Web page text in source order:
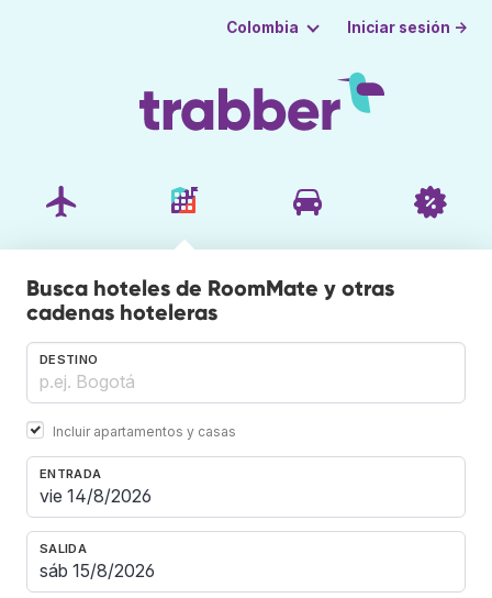
Colombia Iniciar sesión →
Busca hoteles de RoomMate y otras
cadenas hoteleras
DESTINO
Incluir apartamentos y casas
ENTRADA
SALIDA